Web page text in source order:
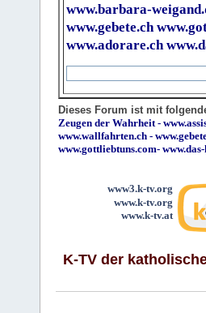
www.barbara-
www.gebete.ch
www.adorare.ch
Dieses Forum ist mit
Zeugen der Wahrheit-
www.wallfahrten.ch -
www.gottliebtuns.com-
www3.k-tv.org
www.k-tv.org
www.k-tv.at
K-TV der